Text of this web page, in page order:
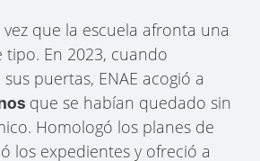
que la escuela afronta una
En 2023, cuando
puertas, ENAE acogió a
que se habían quedado sin
Homologó los planes de
los expedientes y ofreció a